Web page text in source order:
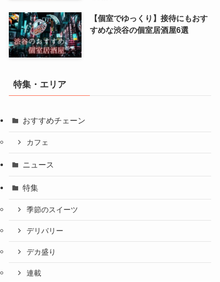
【個室でゆっくり】接待にもおす
すめな渋谷の個室居酒屋6選
特集・エリア
おすすめチェーン
カフェ
ニュース
特集
季節のスイーツ
デリバリー
デカ盛り
連載